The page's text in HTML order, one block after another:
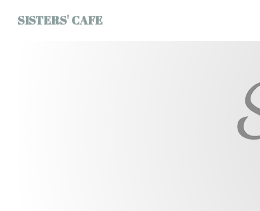
SISTERS' CAFE